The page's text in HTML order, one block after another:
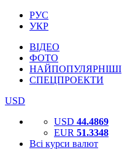
РУС
УКР
ВІДЕО
ФОТО
НАЙПОПУЛЯРНІШІ
СПЕЦПРОЕКТИ
USD
USD 44.4869
EUR 51.3348
Всі курси валют